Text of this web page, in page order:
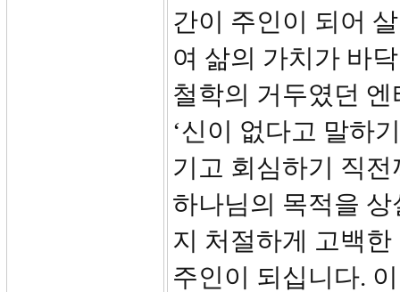
간이 주인이 되어
여 삶의 가치가 바
철학의 거두였던
‘신이 없다고 말하
기고 회심하기 직
하나님의 목적을
지 처절하게 고백
주인이 되십니다.